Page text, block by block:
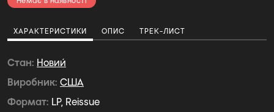
ХАРАКТЕРИСТИКИ ОПИС ТРЕК-ЛИСТ
Стан Новий
Виробник США
Формат LP, Reissue